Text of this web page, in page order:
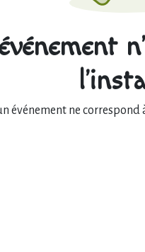
événement ne correspond